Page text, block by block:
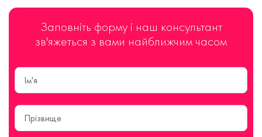
Заповніть форму і наш консультант
зв'яжеться з вами найближчим часом